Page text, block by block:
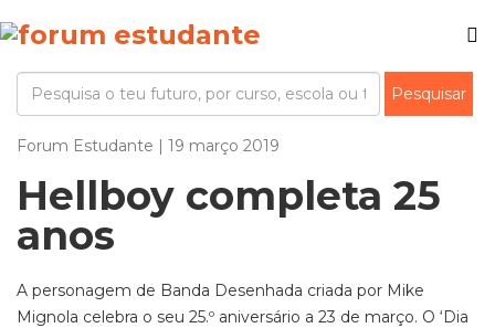
Forum Estudante | 19 março 2019
Hellboy completa 25
anos
A personagem de Banda Desenhada criada por Mike
Mignola celebra o seu 25.º aniversário a 23 de março. O ‘Dia